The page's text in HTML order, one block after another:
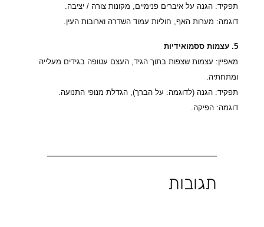
תפקיד: הגנה על איברים פנימיים, מקונות צורה / יציבה.
דוגמה: מערות האף, חוליות עמוד השדרה וארובות העין.
5. עצמות ססמואידיות
מאפיין: עצמות שצפות בתוך הגיד, העצם עטופה בגידים מעלייה
ומתחתיה.
תפקיד: הגנה (לדוגמה: על הברך), הגדלת מנופי התנועה.
דוגמה: הפיקה.
תגובות